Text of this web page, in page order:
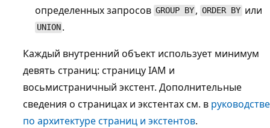
определенных запросов GROUP BY , ORDER BY или
UNION .
Каждый внутренний объект использует минимум
девять страниц: страницу IAM и
восьмистраничный экстент. Дополнительные
сведения о страницах и экстентах см. в руководстве
по архитектуре страниц и экстентов.